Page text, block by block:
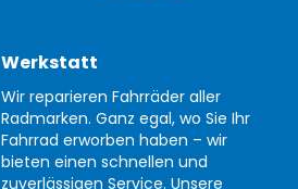
Werkstatt
Wir reparieren Fahrräder aller
Radmarken. Ganz egal, wo Sie Ihr
Fahrrad erworben haben – wir
bieten einen schnellen und
zuverlässigen Service. Unsere